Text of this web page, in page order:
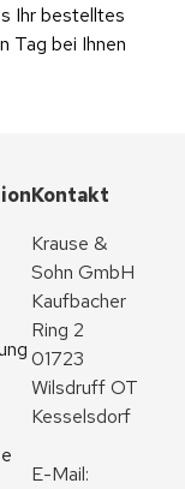
Ihr bestelltes
Tag bei Ihnen
Kontakt
Krause &
Sohn GmbH
Kaufbacher
Ring 2
01723
Wilsdruff OT
Kesselsdorf